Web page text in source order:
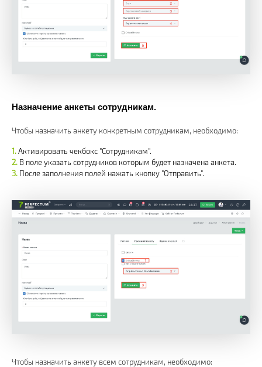
Назначение анкеты сотрудникам.
Чтобы назначить анкету конкретным сотрудникам, необходимо:
Активировать чекбокс "Сотрудникам".
В поле указать сотрудников которым будет назначена анкета.
После заполнения полей нажать кнопку "Отправить".
Чтобы назначить анкету всем сотрудникам, необходимо: